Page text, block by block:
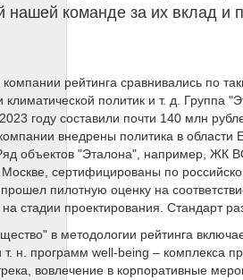
нашей команде за их вклад и
компании рейтинга сравнивались по
климатической политик и т. д.
году составили почти 140 млн
внедрены политика в
объектов "Эталона", например, ЖК
сертифицированы по
пилотную оценку на
стадии проектирования. Стандарт
в методологии рейтинга
т. н. программ well-being – комплекса
вовлечение в корпоративные